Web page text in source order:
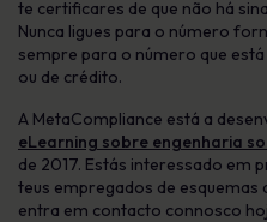
te certificares de que não há
Nunca ligues para o número
sempre para o número que
ou de crédito.
A MetaCompliance está a
eLearning sobre engenharia
de 2017. Estás interessado em
teus empregados de esquemas
entra em contacto connosco